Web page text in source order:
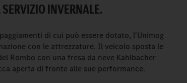
INVERNALE.
di cui può essere dotato, l'Unimog
con le attrezzature. Il veicolo sposta le
Rombo con una fresa da neve Kahlbacher
aperta di fronte alle sue performance.